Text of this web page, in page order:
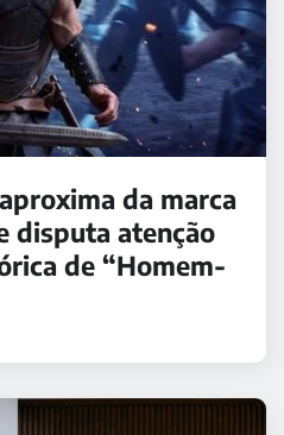
da marca
disputa atenção
de “Homem-